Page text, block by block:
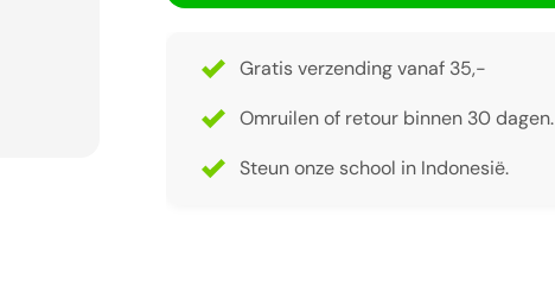
Gratis verzending vanaf 35,-
Omruilen of retour binnen 30 dagen.
Steun onze school in Indonesië.